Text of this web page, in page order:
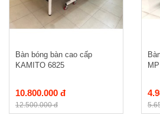
Bàn bóng bàn cao cấp
KAMITO 6825
10.800.000 đ
12.500.000 đ